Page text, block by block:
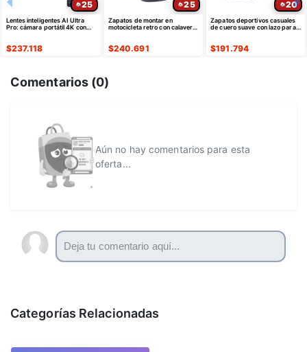
25
Lentes inteligentes AI Ultra
Pro: cámara portátil 4K con
$237.118
25
Zapatos de montar en
motocicleta retro con calavera
$240.691
20
Zapatos deportivos casuales
de cuero suave con lazo para
$191.794
Comentarios (0)
Aún no hay comentarios para esta
oferta...
Categorías Relacionadas